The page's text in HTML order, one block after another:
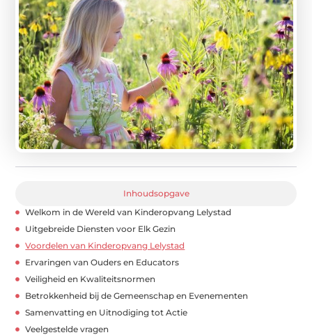
Inhoudsopgave
Welkom in de Wereld van Kinderopvang Lelystad
Uitgebreide Diensten voor Elk Gezin
Voordelen van Kinderopvang Lelystad
Ervaringen van Ouders en Educators
Veiligheid en Kwaliteitsnormen
Betrokkenheid bij de Gemeenschap en Evenementen
Samenvatting en Uitnodiging tot Actie
Veelgestelde vragen